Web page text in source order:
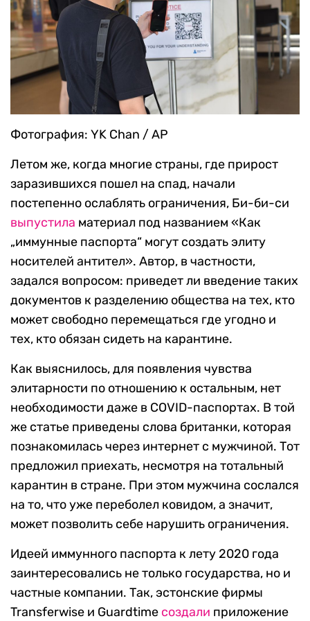
Фотография: YK Chan / AP
Летом же, когда многие страны, где прирост
заразившихся пошел на спад, начали
постепенно ослаблять ограничения, Би-би-си
выпустила материал под названием «Как
„иммунные паспорта“ могут создать элиту
носителей антител». Автор, в частности,
задался вопросом: приведет ли введение таких
документов к разделению общества на тех, кто
может свободно перемещаться где угодно и
тех, кто обязан сидеть на карантине.
Как выяснилось, для появления чувства
элитарности по отношению к остальным, нет
необходимости даже в COVID-паспортах. В той
же статье приведены слова британки, которая
познакомилась через интернет с мужчиной. Тот
предложил приехать, несмотря на тотальный
карантин в стране. При этом мужчина сослался
на то, что уже переболел ковидом, а значит,
может позволить себе нарушить ограничения.
Идеей иммунного паспорта к лету 2020 года
заинтересовались не только государства, но и
частные компании. Так, эстонские фирмы
Transferwise и Guardtime создали приложение